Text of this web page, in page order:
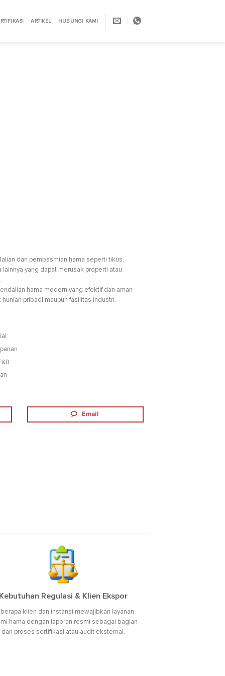
ARTIKEL HUBUNGI KAMI
dan pembasmian hama seperti tikus,
yang dapat merusak properti atau
hama modern yang efektif dan aman
pribadi maupun fasilitas industri.
Email
Kebutuhan Regulasi & Klien Ekspor
klien dan instansi mewajibkan layanan
hama dengan laporan resmi sebagai bagian
dari proses sertifikasi atau audit eksternal.